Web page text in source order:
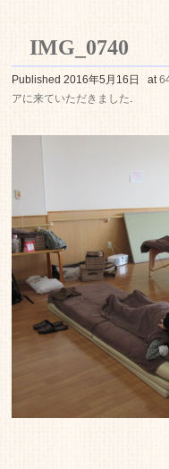
特別養護老
老人ホーム
IMG_0740
Published2016年5月16日 at
アに来ていただきました.